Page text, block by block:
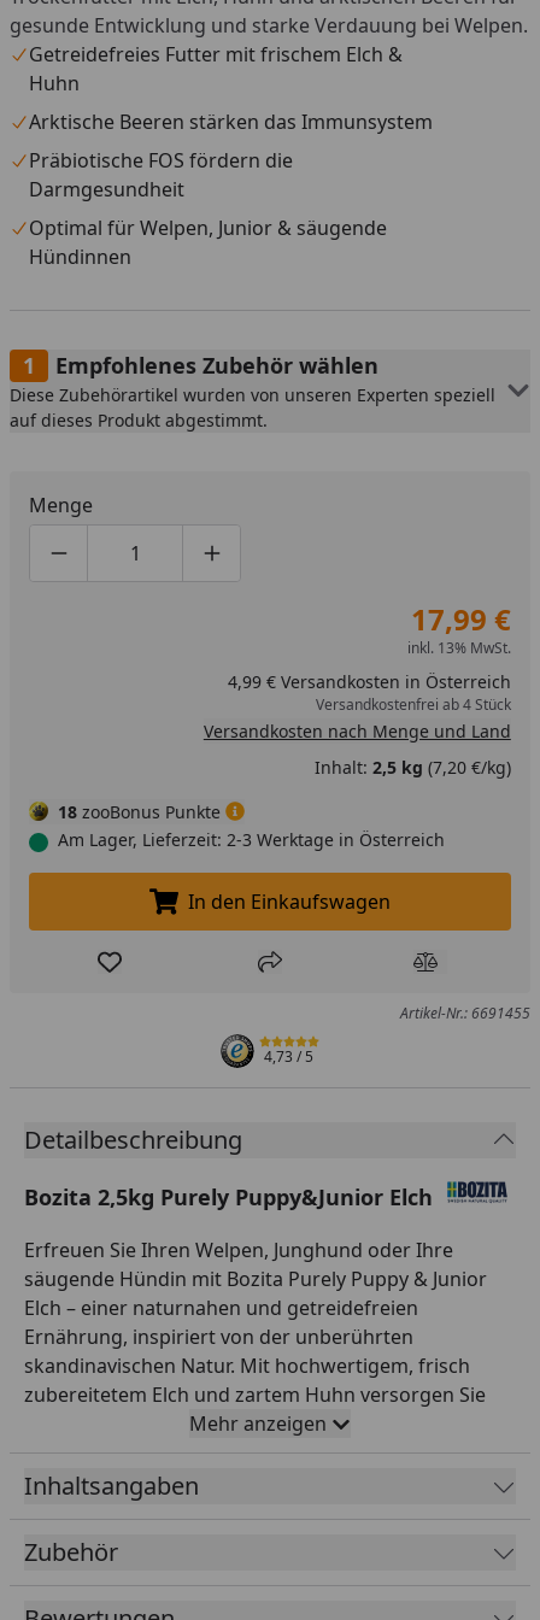
gesunde Entwicklung und starke Verdauung bei Welpen.
Getreidefreies Futter mit frischem Elch &
Huhn
Arktische Beeren stärken das Immunsystem
Präbiotische FOS fördern die
Darmgesundheit
Optimal für Welpen, Junior & säugende
Hündinnen
Empfohlenes Zubehör wählen
Diese Zubehörartikel wurden von unseren Experten speziell
auf dieses Produkt abgestimmt.
Menge
Produktmenge um eins verringern
Produktmenge manuell eingeben
Produktmenge um eins erhöhen
17,99 €
inkl. 13% MwSt.
4,99 € Versandkosten in Österreich
Versandkostenfrei ab 4 Stück
Versandkosten nach Menge und Land
Inhalt: 2,5 kg (7,20 €/kg)
18 zooBonus Punkte
Am Lager, Lieferzeit: 2-3 Werktage in Österreich
In den Einkaufswagen legen
In den Einkaufswagen
Produkt zur Wunschliste hinzufügen
Teilen Produkt
Artikel-Nr.: 6691455
4,73/ 5
Detailbeschreibung
Bozita 2,5kg Purely Puppy&Junior Elch
Erfreuen Sie Ihren Welpen, Junghund oder Ihre
säugende Hündin mit Bozita Purely Puppy & Junior
Elch – einer naturnahen und getreidefreien
Ernährung, inspiriert von der unberührten
skandinavischen Natur. Mit hochwertigem, frisch
zubereitetem Elch und zartem Huhn versorgen Sie
Ihren Liebling mit wertvollen Proteinen für eine
starke Muskulatur und gesunde Entwicklung. Die
Zugabe arktischer Beeren versorgt Ihren Hund
Immunsystem stärken. Präbiotische FOS
unterstützen zudem eine harmonische Darmflora,
Mehr anzeigen
Inhaltsangaben
Zubehör